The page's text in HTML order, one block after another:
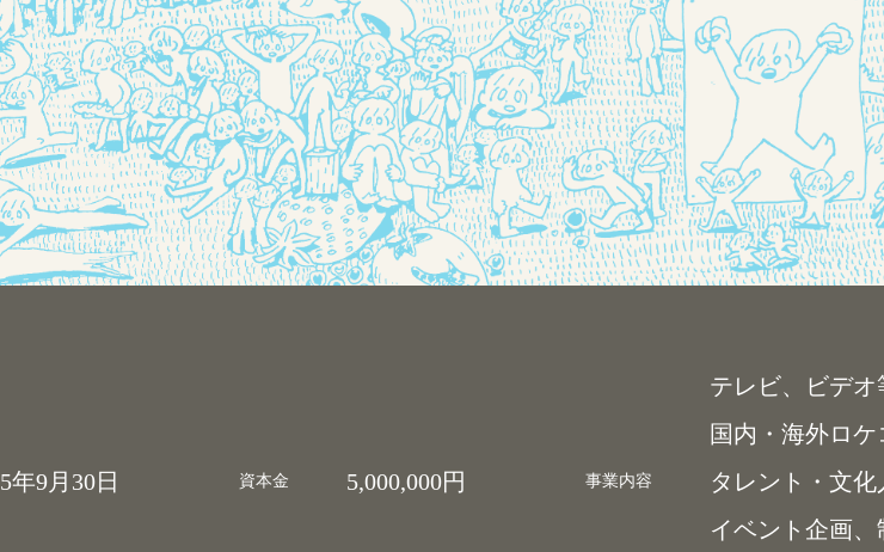
資本金 5,000,000円 事業内容
テレビ、ビデオ等の映像媒体
国内・海外ロケコーディネーシ
タレント・文化人マネージメ
イベント企画、制作、飲食業、